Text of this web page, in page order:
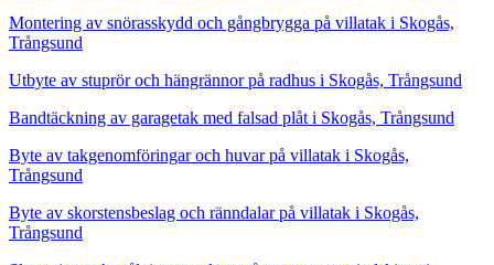
Montering av snörasskydd och gångbrygga på villatak i Skogås,
Trångsund
Utbyte av stuprör och hängrännor på radhus i Skogås, Trångsund
Bandtäckning av garagetak med falsad plåt i Skogås, Trångsund
Byte av takgenomföringar och huvar på villatak i Skogås,
Trångsund
Byte av skorstensbeslag och ränndalar på villatak i Skogås,
Trångsund